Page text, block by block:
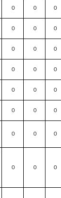
0 0 0
0 0 0
0 0 0
0 0 0
0 0 0
0 0 0
0 0 0
0 0 0